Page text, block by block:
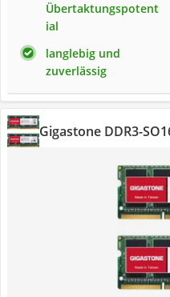
Übertaktungspotent
ial
langlebig und
zuverlässig
Gigastone DDR3-